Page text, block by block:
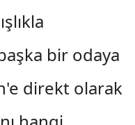
bir odaya
direkt olarak